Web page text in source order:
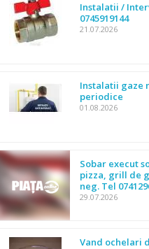
Instalatii /
0745919144
21.07.2026
Instalatii gaze
periodice
01.08.2026
Sobar execut
pizza, grill de
neg. Tel
29.07.2026
Vand ochelari